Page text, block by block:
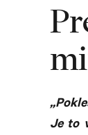
Je to